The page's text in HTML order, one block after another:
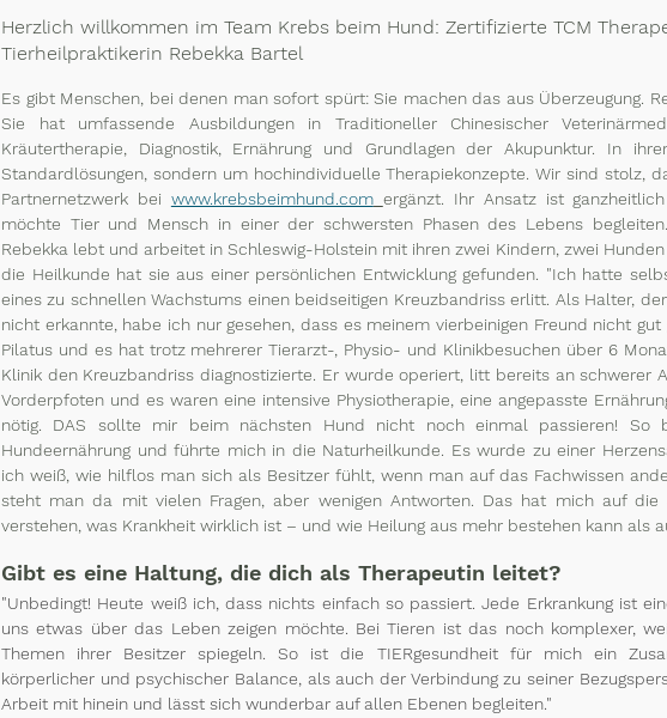
Herzlich willkommen im Team Krebs beim Hund: Zertifizierte TCM
Tierheilpraktikerin Rebekka Bartel
Es gibt Menschen, bei denen man sofort spürt: Sie machen das aus Überzeugung.
Sie hat umfassende Ausbildungen in Traditioneller Chinesischer
Kräutertherapie, Diagnostik, Ernährung und Grundlagen der Akupunktur. In
Standardlösungen, sondern um hochindividuelle Therapiekonzepte. Wir sind stolz,
Partnernetzwerk bei www.krebsbeimhund.com ergänzt. Ihr Ansatz ist
möchte Tier und Mensch in einer der schwersten Phasen des Lebens
Rebekka lebt und arbeitet in Schleswig-Holstein mit ihren zwei Kindern, zwei
die Heilkunde hat sie aus einer persönlichen Entwicklung gefunden. "Ich hatte
eines zu schnellen Wachstums einen beidseitigen Kreuzbandriss erlitt. Als Halter,
nicht erkannte, habe ich nur gesehen, dass es meinem vierbeinigen Freund nicht gut
Pilatus und es hat trotz mehrerer Tierarzt-, Physio- und Klinikbesuchen über 6
Klinik den Kreuzbandriss diagnostizierte. Er wurde operiert, litt bereits an schwerer
Vorderpfoten und es waren eine intensive Physiotherapie, eine angepasste
nötig. DAS sollte mir beim nächsten Hund nicht noch einmal passieren! So
Hundeernährung und führte mich in die Naturheilkunde. Es wurde zu einer
ich weiß, wie hilflos man sich als Besitzer fühlt, wenn man auf das Fachwissen
steht man da mit vielen Fragen, aber wenigen Antworten. Das hat mich auf
verstehen, was Krankheit wirklich ist – und wie Heilung aus mehr bestehen kann als
Gibt es eine Haltung, die dich als Therapeutin leitet?
"Unbedingt! Heute weiß ich, dass nichts einfach so passiert. Jede Erkrankung ist
uns etwas über das Leben zeigen möchte. Bei Tieren ist das noch komplexer,
Themen ihrer Besitzer spiegeln. So ist die TIERgesundheit für mich ein
körperlicher und psychischer Balance, als auch der Verbindung zu seiner
Arbeit mit hinein und lässt sich wunderbar auf allen Ebenen begleiten."